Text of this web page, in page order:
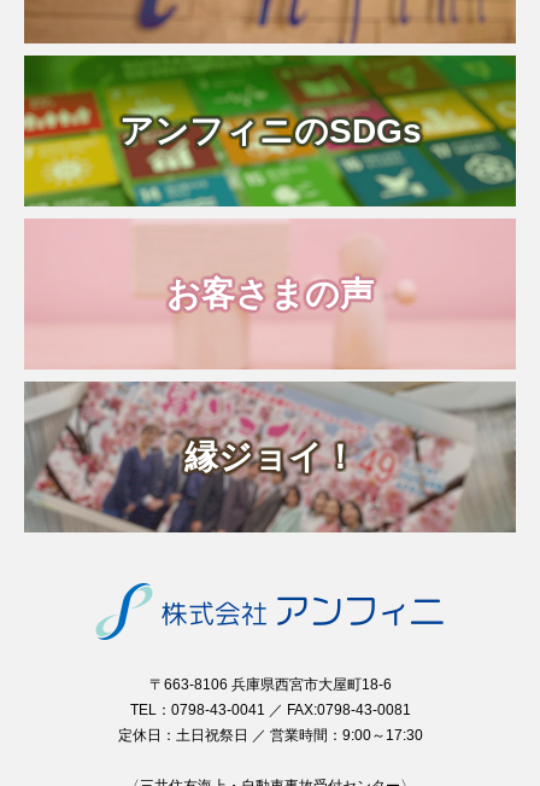
アンフィニのSDGs
お客さまの声
縁ジョイ！
〒663-8106 兵庫県西宮市大屋町18-6
TEL：0798-43-0041 ／ FAX:0798-43-0081
定休日：土日祝祭日 ／ 営業時間：9:00～17:30